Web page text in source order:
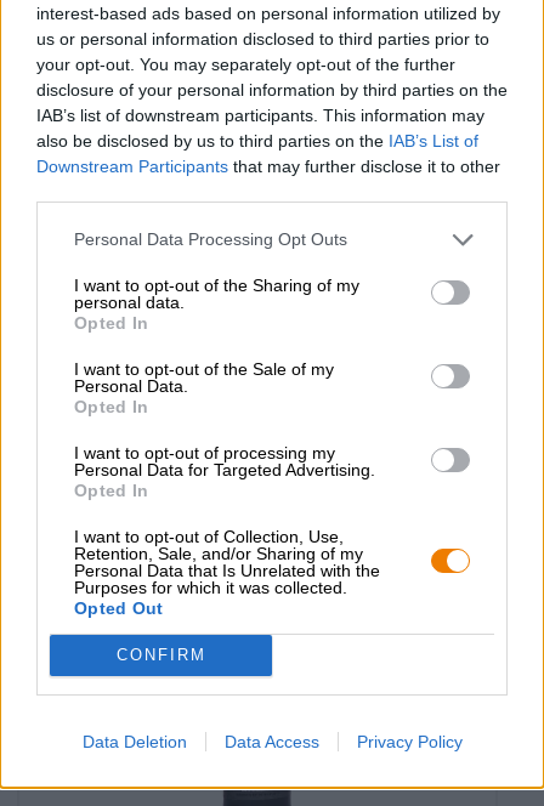
interest-based ads based on personal information utilized by
us or personal information disclosed to third parties prior to
your opt-out. You may separately opt-out of the further
disclosure of your personal information by third parties on the
IAB’s list of downstream participants. This information may
also be disclosed by us to third parties on the IAB’s List of
Downstream Participants that may further disclose it to other
Personal Data Processing Opt Outs
I want to opt-out of the Sharing of my
personal data.
Opted In
I want to opt-out of the Sale of my
Personal Data.
Opted In
I want to opt-out of processing my
Personal Data for Targeted Advertising.
Opted In
I want to opt-out of Collection, Use,
Retention, Sale, and/or Sharing of my
Personal Data that Is Unrelated with the
Purposes for which it was collected.
Opted Out
CONFIRM
Data Deletion Data Access Privacy Policy
lost horizon blackwell 2025 - wild ale
€ 21,09
MEHRWEG
Esaurito